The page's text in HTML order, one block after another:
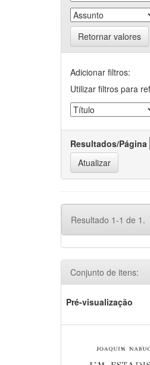
Retornar valores
Adicionar filtros:
Utilizar filtros para
Resultados/Página
Resultado 1-1 de 1.
Conjunto de itens:
Pré-visualização